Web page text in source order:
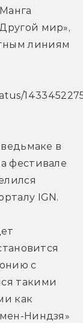
мир»,
линиям
в
фестивале
IGN.
с
такими
как
Ниндзя»